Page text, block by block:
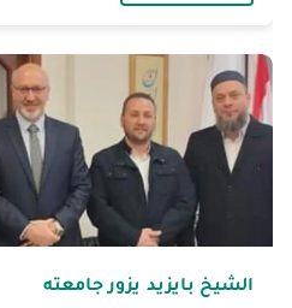
الشيخ بايزيد يزور جامعته